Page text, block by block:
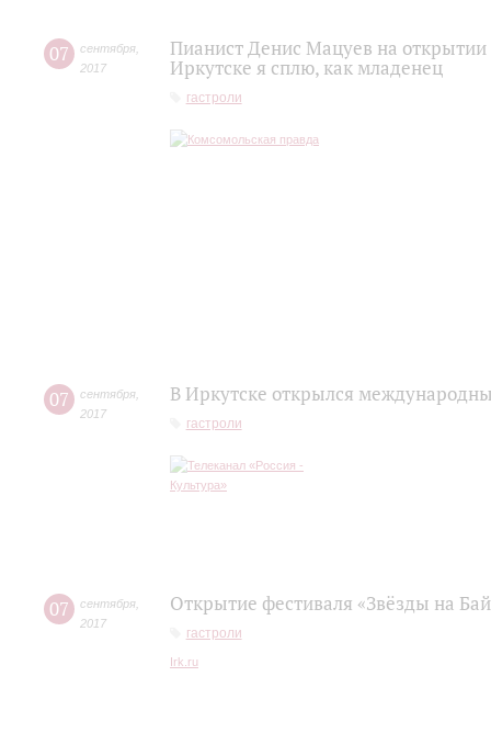
07 сентября
2017
Пианист Денис Мацуев на открытии
Иркутске я сплю, как младенец
гастроли
07 сентября
2017
В Иркутске открылся
гастроли
07 сентября
2017
Открытие фестиваля «Звёзды на
гастроли
Irk.ru